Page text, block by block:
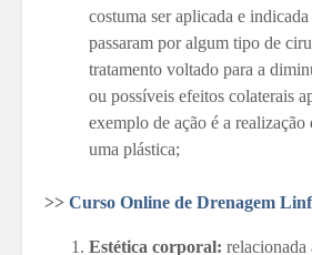
costuma ser aplicada e
passaram por algum tipo de
tratamento voltado para a
ou possíveis efeitos colaterais
exemplo de ação é a realização
uma plástica;
>> Curso Online de Drenagem
Estética corporal: